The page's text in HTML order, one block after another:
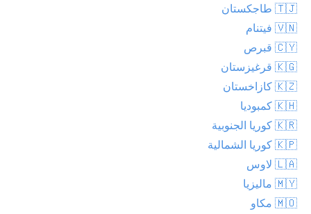
🇹🇯 طاجكستان
🇻🇳 فيتنام
🇨🇾 قبرص
🇰🇬 قرغيزستان
🇰🇿 كازاخستان
🇰🇭 كمبوديا
🇰🇷 كوريا الجنوبية
🇰🇵 كوريا الشمالية
🇱🇦 لاوس
🇲🇾 ماليزيا
🇲🇴 مكاو